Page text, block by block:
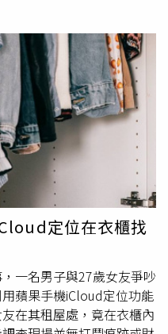
定位在衣櫃找
一名男子與27歲女友爭吵
蘋果手機iCloud定位功能
在其租屋處，竟在衣櫃內